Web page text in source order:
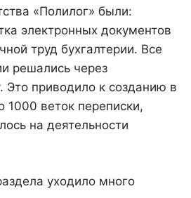
«Полилог» были:
электронных документов
труд бухгалтерии. Все
решались через
Это приводило к созданию в
1000 веток переписки,
на деятельности
уходило много